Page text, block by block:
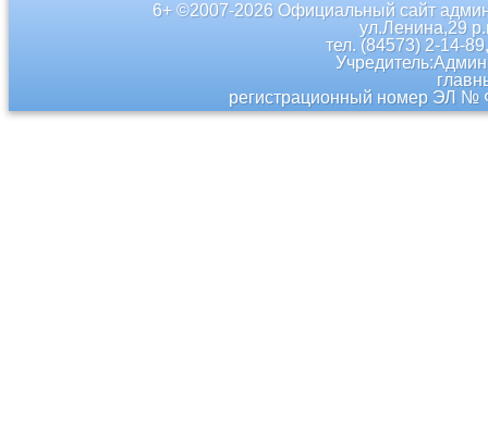
6+ ©2007-2026 Официальный сайт
ул.Ленина,29
тел. (84573) 2-14-
регистрационный номер ЭЛ №